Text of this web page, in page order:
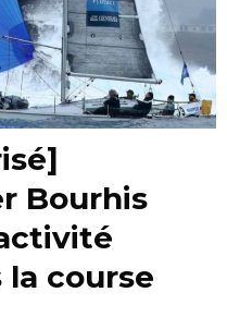
Bourhis
la course